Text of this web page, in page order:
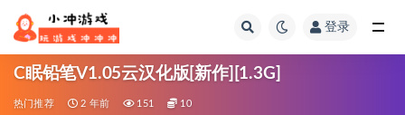
登录
C眠铅笔V1.05云汉化版[新作][1.3G]
热门推荐 2 年前 151 10